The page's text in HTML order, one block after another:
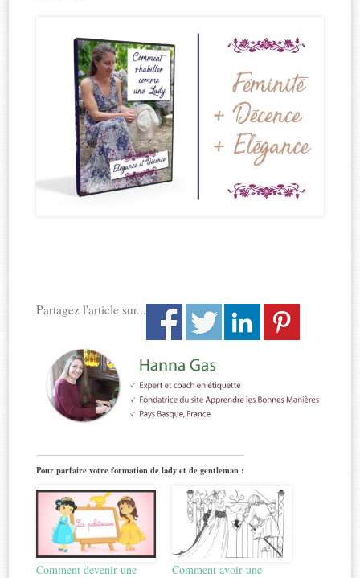
Partagez l'article sur...
Pour parfaire votre formation de lady et de gentleman :
Comment devenir une
Comment avoir une